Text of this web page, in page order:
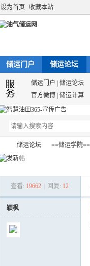
设为首页 收藏本站
储运门户 储运论坛
储运门户 储运论坛
官方微博 储运计算
储运论坛 ==储运学院==
查看: 19662 回复: 12
颖枫